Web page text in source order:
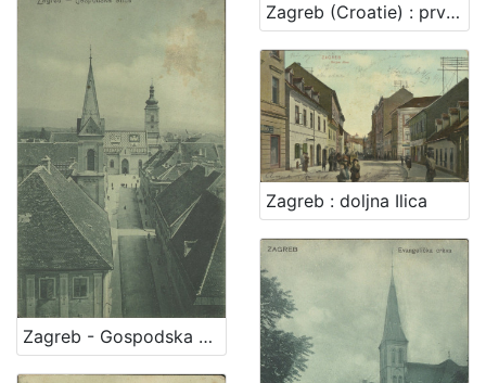
Zagreb (Croatie) : prvostolna crkva - la cathedrale
Zagreb : doljna Ilica
Zagreb - Gospodska ulica